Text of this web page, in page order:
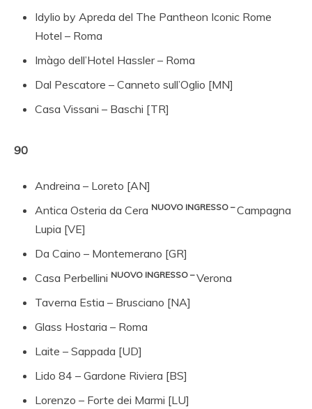
Idylio by Apreda del The Pantheon Iconic Rome
Hotel – Roma
Imàgo dell’Hotel Hassler – Roma
Dal Pescatore – Canneto sull’Oglio [MN]
Casa Vissani – Baschi [TR]
90
Andreina – Loreto [AN]
Antica Osteria da Cera NUOVO INGRESSO –Campagna
Lupia [VE]
Da Caino – Montemerano [GR]
Casa Perbellini NUOVO INGRESSO –Verona
Taverna Estia – Brusciano [NA]
Glass Hostaria – Roma
Laite – Sappada [UD]
Lido 84 – Gardone Riviera [BS]
Lorenzo – Forte dei Marmi [LU]